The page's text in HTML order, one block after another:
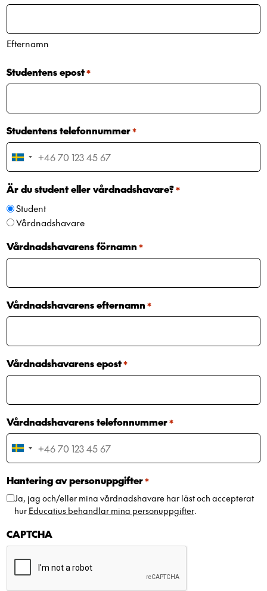
Efternamn
Studentens epost*
Studentens telefonnummer*
Sweden
+46
Är du student eller vårdnadshavare?*
Student
Vårdnadshavare
Vårdnadshavarens förnamn *
Vårdnadshavarens efternamn *
Vårdnadshavarens epost*
Vårdnadshavarens telefonnummer*
Sweden
+46
Hantering av personuppgifter*
Ja, jag och/eller mina vårdnadshavare har läst och accepterat
hur Educatius behandlar mina personuppgifter.
CAPTCHA